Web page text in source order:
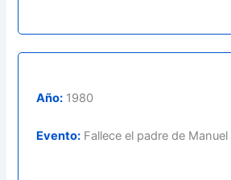
Año: 1980
Evento: Fallece el padre de Manuel